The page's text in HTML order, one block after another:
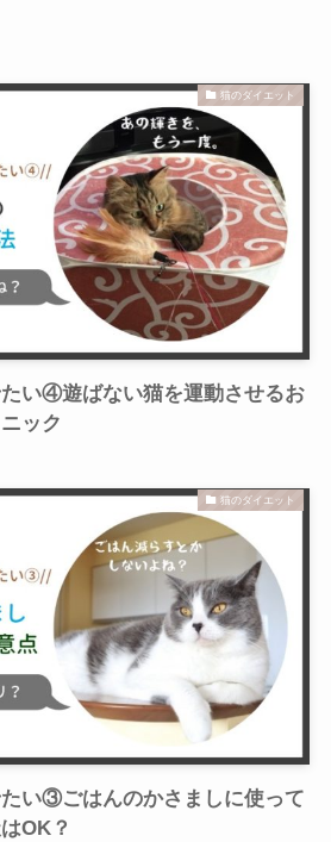
猫のダイエット
い④遊ばない猫を運動させるお
ック
猫のダイエット
い③ごはんのかさましに使って
OK？